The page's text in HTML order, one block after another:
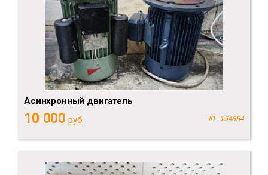
Асинхронный двигатель
10 000 руб. ID - 154654